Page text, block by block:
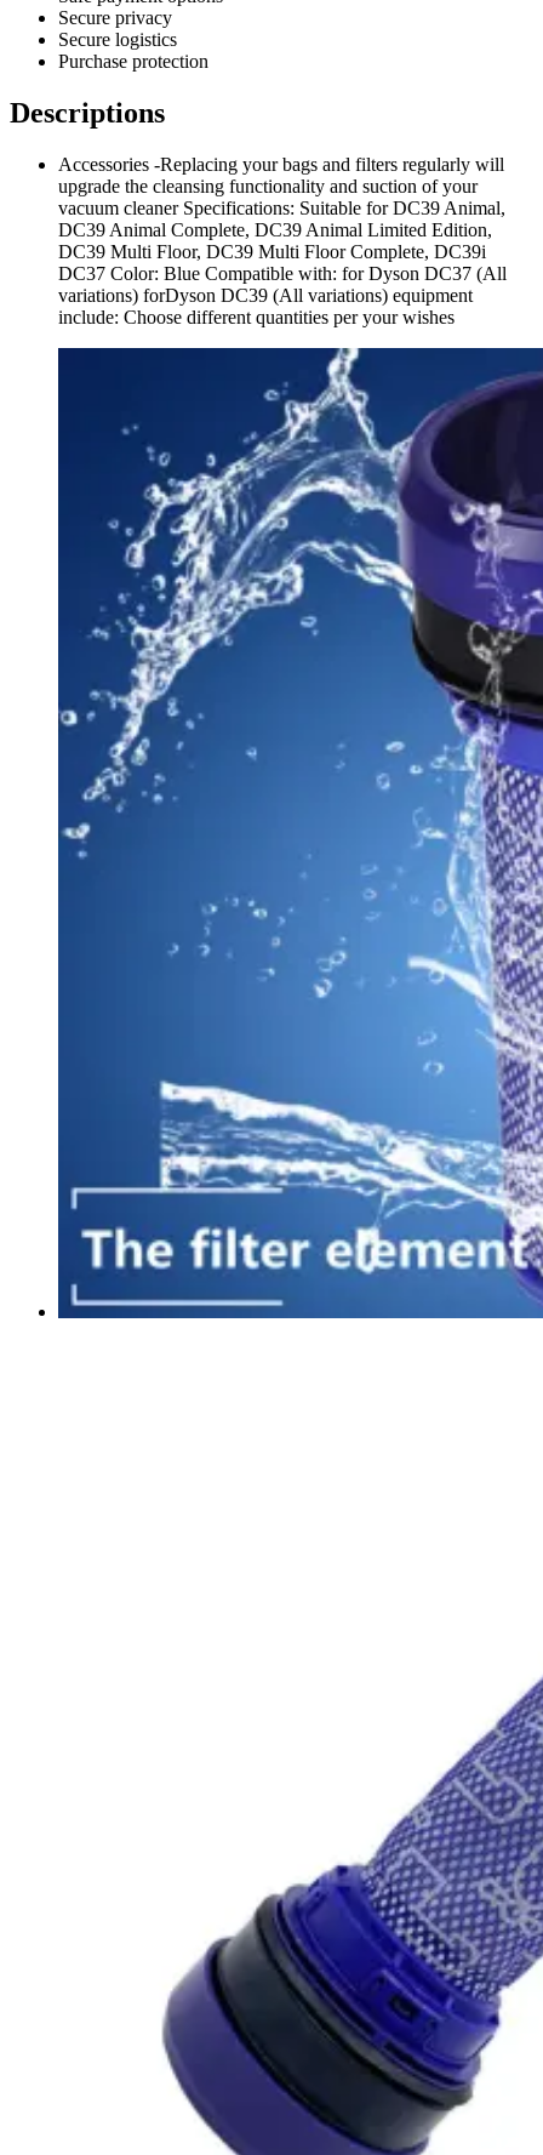
Secure privacy
Secure logistics
Purchase protection
Descriptions
Accessories -Replacing your bags and filters regularly will
upgrade the cleansing functionality and suction of your
vacuum cleaner Specifications: Suitable for DC39 Animal,
DC39 Animal Complete, DC39 Animal Limited Edition,
DC39 Multi Floor, DC39 Multi Floor Complete, DC39i
DC37 Color: Blue Compatible with: for Dyson DC37 (All
variations) forDyson DC39 (All variations) equipment
include: Choose different quantities per your wishes